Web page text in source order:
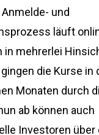
und
läuft
in mehrerlei
die Kurse in
Monaten durch
ab können auch
Investoren über